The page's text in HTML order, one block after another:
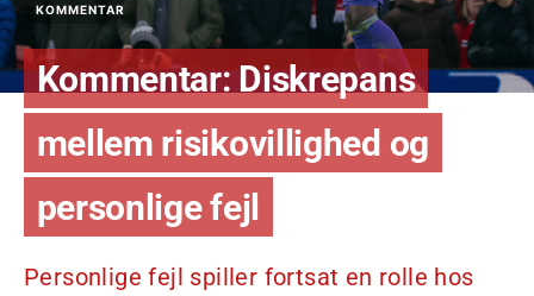
KOMMENTAR
Kommentar: Diskrepans
mellem risikovillighed og
personlige fejl
Personlige fejl spiller fortsat en rolle hos